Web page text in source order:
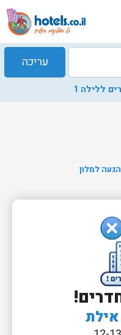
עריכה
למלון